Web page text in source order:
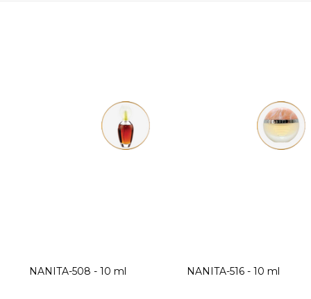
NANITA-508 - 10 ml NANITA-516 - 10 ml